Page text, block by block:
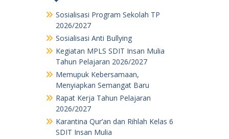
Sosialisasi Program Sekolah TP
2026/2027
Sosialisasi Anti Bullying
Kegiatan MPLS SDIT Insan Mulia
Tahun Pelajaran 2026/2027
Memupuk Kebersamaan,
Menyiapkan Semangat Baru
Rapat Kerja Tahun Pelajaran
2026/2027
Karantina Qur’an dan Rihlah Kelas 6
SDIT Insan Mulia